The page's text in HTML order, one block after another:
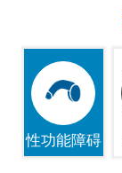
性功能障碍